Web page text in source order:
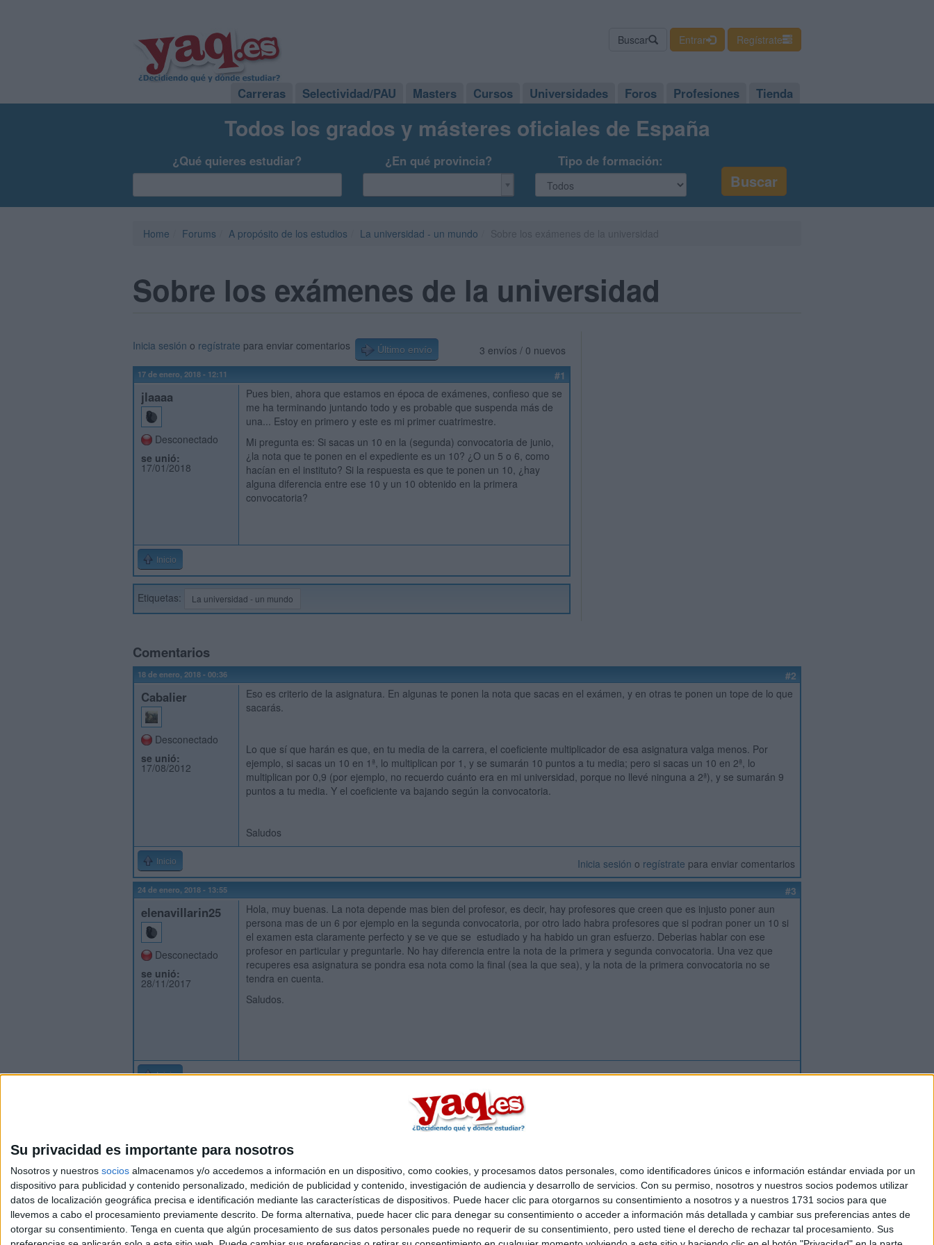
Su privacidad es importante para nosotros
Nosotros y nuestros socios almacenamos y/o accedemos a información en un dispositivo, como cookies, y procesamos datos personales, como identificadores únicos e información estándar enviada por un
dispositivo para publicidad y contenido personalizado, medición de publicidad y contenido, investigación de audiencia y desarrollo de servicios. Con su permiso, nosotros y nuestros socios podemos utilizar
datos de localización geográfica precisa e identificación mediante las características de dispositivos. Puede hacer clic para otorgarnos su consentimiento a nosotros y a nuestros 1731 socios para que
llevemos a cabo el procesamiento previamente descrito. De forma alternativa, puede hacer clic para denegar su consentimiento o acceder a información más detallada y cambiar sus preferencias antes de
otorgar su consentimiento. Tenga en cuenta que algún procesamiento de sus datos personales puede no requerir de su consentimiento, pero usted tiene el derecho de rechazar tal procesamiento. Sus
Buscar Entrar Regístrate
Carreras Selectividad/PAU Masters Cursos Universidades Foros Profesiones Tienda
Todos los grados y másteres oficiales de España
¿Qué quieres estudiar? ¿En qué provincia? Tipo de formación:
Home Forums A propósito de los estudios La universidad - un mundo
Sobre los exámenes de la universidad
3 envíos / 0 nuevos
Inicia sesión o regístrate para enviar comentarios Último envío
17 de enero, 2018 - 12:11 #1
jlaaaa
Desconectado
se unió:
17/01/2018
Pues bien, ahora que estamos en época de exámenes, confieso que se
me ha terminando juntando todo y es probable que suspenda más de
una... Estoy en primero y este es mi primer cuatrimestre.
Mi pregunta es: Si sacas un 10 en la (segunda) convocatoria de junio,
¿la nota que te ponen en el expediente es un 10? ¿O un 5 o 6, como
hacían en el instituto? Si la respuesta es que te ponen un 10, ¿hay
alguna diferencia entre ese 10 y un 10 obtenido en la primera
convocatoria?
Inicio
Etiquetas: La universidad - un mundo
Comentarios
18 de enero, 2018 - 00:36 #2
Cabalier
Desconectado
se unió:
17/08/2012
Eso es criterio de la asignatura. En algunas te ponen la nota que sacas en el exámen, y en otras te ponen un tope de lo que
sacarás.
Lo que sí que harán es que, en tu media de la carrera, el coeficiente multiplicador de esa asignatura valga menos. Por
ejemplo, si sacas un 10 en 1ª, lo multiplican por 1, y se sumarán 10 puntos a tu media; pero si sacas un 10 en 2ª, lo
multiplican por 0,9 (por ejemplo, no recuerdo cuánto era en mi universidad, porque no llevé ninguna a 2ª), y se sumarán 9
puntos a tu media. Y el coeficiente va bajando según la convocatoria.
Saludos
Inicio Inicia sesión o regístrate para enviar comentarios
24 de enero, 2018 - 13:55 #3
elenavillarin25
Desconectado
se unió:
28/11/2017
Hola, muy buenas. La nota depende mas bien del profesor, es decir, hay profesores que creen que es injusto poner aun
persona mas de un 6 por ejemplo en la segunda convocatoria, por otro lado habra profesores que si podran poner un 10 si
el examen esta claramente perfecto y se ve que se estudiado y ha habido un gran esfuerzo. Deberias hablar con ese
profesor en particular y preguntarle. No hay diferencia entre la nota de la primera y segunda convocatoria. Una vez que
recuperes esa asignatura se pondra esa nota como la final (sea la que sea), y la nota de la primera convocatoria no se
tendra en cuenta.
Saludos.
Inicio Inicia sesiónoregístratepara enviar comentarios
Quiénes somos|Contactar|Anúnciate
Aviso legal|Politica de privacidad|Condiciones generales|Política de cookies
© 2003-2026Compás Mediterráneo S.L.- Diego de León 47 - 28006 Madrid [ESPAÑA] - Tel. +34 91 593 2767